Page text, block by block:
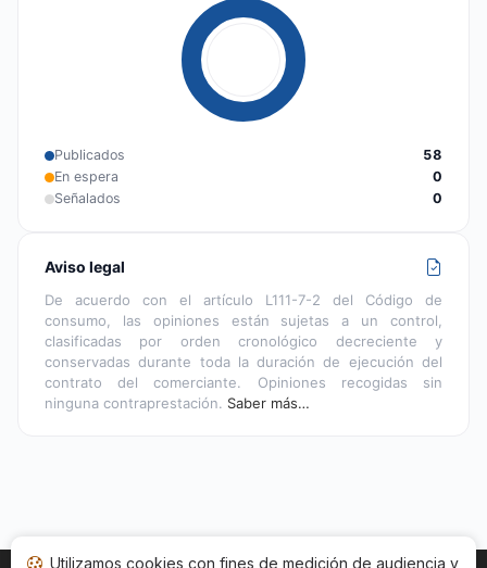
Publicados
58
En espera
0
Señalados
0
Aviso legal
De acuerdo con el artículo L111-7-2 del Código de
consumo, las opiniones están sujetas a un control,
clasificadas por orden cronológico decreciente y
conservadas durante toda la duración de ejecución del
contrato del comerciante. Opiniones recogidas sin
ninguna contraprestación. Saber más…
Utilizamos cookies con fines de medición de audiencia y